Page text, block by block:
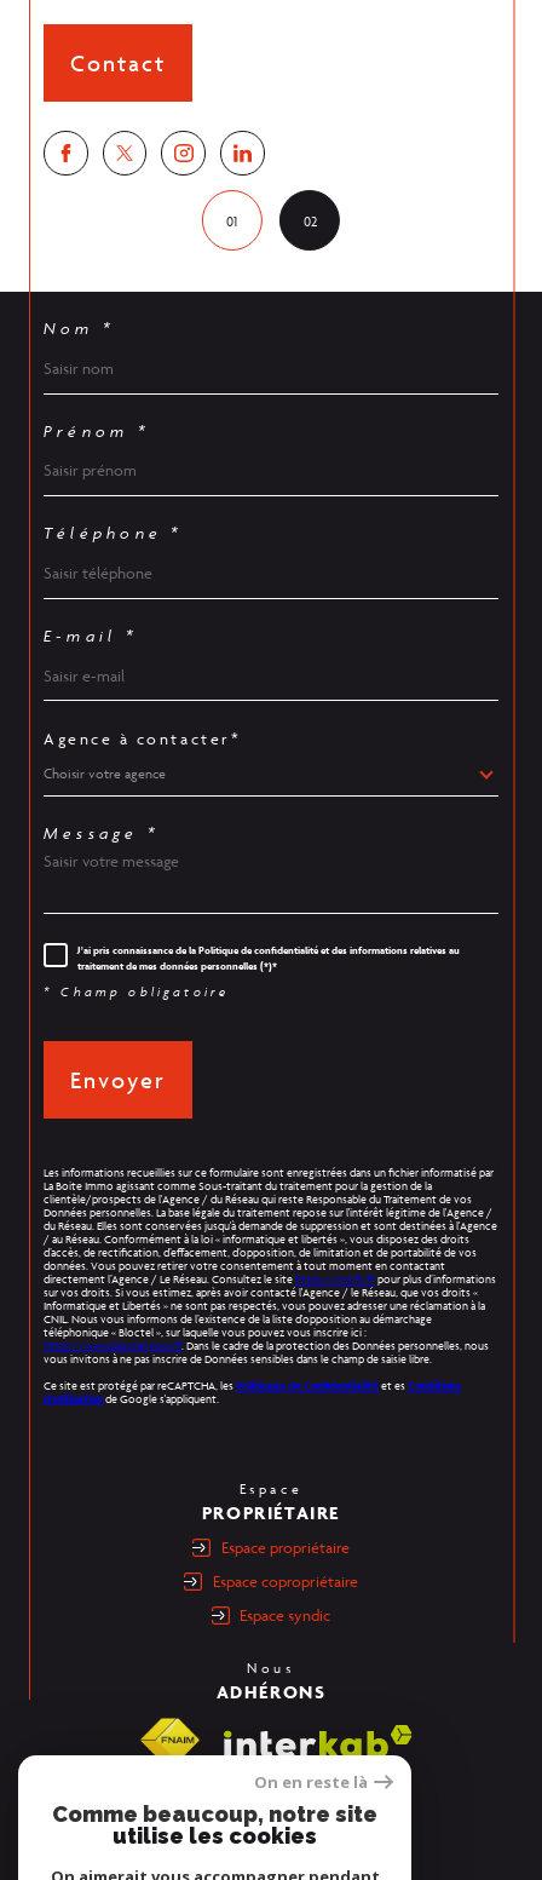
Agence à contacter*
Choisir votre agence
Nom *
Prénom *
Téléphone *
E-mail *
Message *
J'ai pris connaissance de la Politique de confidentialité et des informations relatives au
traitement de mes données personnelles (*)*
* Champ obligatoire
Envoyer
Les informations recueillies sur ce formulaire sont enregistrées dans un fichier informatisé par
La Boite Immo agissant comme Sous-traitant du traitement pour la gestion de la
clientèle/prospects de l'Agence / du Réseau qui reste Responsable du Traitement de vos
Données personnelles. La base légale du traitement repose sur l'intérêt légitime de l'Agence /
du Réseau. Elles sont conservées jusqu'à demande de suppression et sont destinées à l'Agence
/ au Réseau. Conformément à la loi « informatique et libertés », vous disposez des droits
d’accès, de rectification, d’effacement, d’opposition, de limitation et de portabilité de vos
données. Vous pouvez retirer votre consentement à tout moment en contactant
directement l’Agence / Le Réseau. Consultez le sitehttps://cnil.fr/frpour plus d’informations
sur vos droits. Si vous estimez, après avoir contacté l'Agence / le Réseau, que vos droits «
Informatique et Libertés » ne sont pas respectés, vous pouvez adresser une réclamation à la
CNIL. Nous vous informons de l’existence de la liste d'opposition au démarchage
téléphonique « Bloctel », sur laquelle vous pouvez vous inscrire ici :
https://www.bloctel.gouv.fr. Dans le cadre de la protection des Données personnelles, nous
vous invitons à ne pas inscrire de Données sensibles dans le champ de saisie libre.
Ce site est protégé par reCAPTCHA, lesPolitiques de Confidentialitéet esConditions
d'utilisationde Google s'appliquent.
Contact
01 02
Espace
PROPRIÉTAIRE
espace propriétaire
espace copropriétaire
espace syndic
Nous
ADHÉRONS
On en reste là
Comme beaucoup, notre site
utilise les cookies